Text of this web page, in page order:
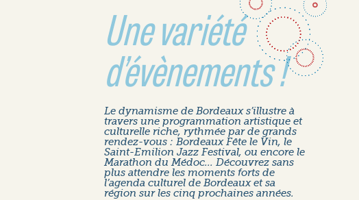
Une variété
d’évènements !
Le dynamisme de Bordeaux s’illustre à
travers une programmation artistique et
culturelle riche, rythmée par de grands
rendez-vous : Bordeaux Fête le Vin, le
Saint-Emilion Jazz Festival, ou encore le
Marathon du Médoc... Découvrez sans
plus attendre les moments forts de
l’agenda culturel de Bordeaux et sa
région sur les cinq prochaines années.